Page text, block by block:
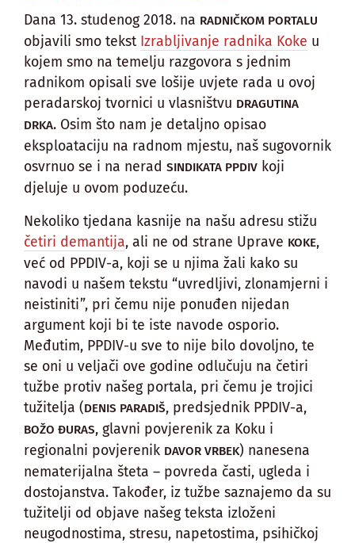
Dana 13. studenog 2018. na RADNIČKOM PORTALU
objavili smo tekst Izrabljivanje radnika Koke u
kojem smo na temelju razgovora s jednim
radnikom opisali sve lošije uvjete rada u ovoj
peradarskoj tvornici u vlasništvu DRAGUTINA
DRKA. Osim što nam je detaljno opisao
eksploataciju na radnom mjestu, naš sugovornik
osvrnuo se i na nerad SINDIKATA PPDIV koji
djeluje u ovom poduzeću.
Nekoliko tjedana kasnije na našu adresu stižu
četiri demantija, ali ne od strane Uprave KOKE,
već od PPDIV-a, koji se u njima žali kako su
navodi u našem tekstu “uvredljivi, zlonamjerni i
neistiniti”, pri čemu nije ponuđen nijedan
argument koji bi te iste navode osporio.
Međutim, PPDIV-u sve to nije bilo dovoljno, te
se oni u veljači ove godine odlučuju na četiri
tužbe protiv našeg portala, pri čemu je trojici
tužitelja (DENIS PARADIŠ, predsjednik PPDIV-a,
BOŽO ĐURAS, glavni povjerenik za Koku i
regionalni povjerenik DAVOR VRBEK) nanesena
nematerijalna šteta – povreda časti, ugleda i
dostojanstva. Također, iz tužbe saznajemo da su
tužitelji od objave našeg teksta izloženi
neugodnostima, stresu, napetostima, psihičkoj